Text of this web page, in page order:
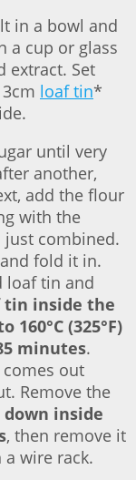
in a bowl and
a cup or glass
extract. Set
loaf tin*
until very
another,
add the flour
with the
combined.
fold it in.
loaf tin and
tin inside the
(325°F)
minutes.
out
Remove the
inside
, then remove it
wire rack.